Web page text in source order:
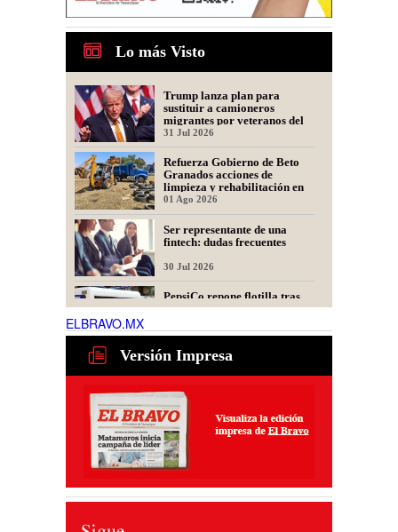
Lo más Visto
Trump lanza plan para
sustituir a camioneros
migrantes por veteranos del
Ejército
31 Jul 2026
Refuerza Gobierno de Beto
Granados acciones de
limpieza y rehabilitación en
Los Presidentes
01 Ago 2026
Ser representante de una
fintech: dudas frecuentes
30 Jul 2026
PepsiCo repone flotilla tras
incendio; llegan 15 nuevas
31 Jul 2026
Justicia para Denisse y
Dinorah: Convocan a Marcha
en Matamoros por las
Mellizas Asesinadas
31 Jul 2026
ELBRAVO.MX
Versión Impresa